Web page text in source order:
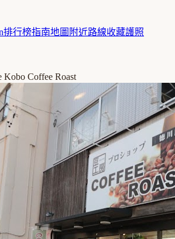
排行榜指南地圖 附近路線收藏護照
Kobo Coffee Roast